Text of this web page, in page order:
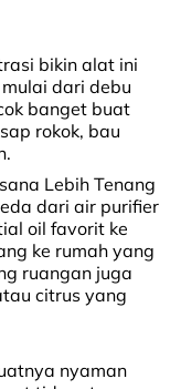
bikin alat ini
dari debu
banget buat
rokok, bau
Lebih Tenang
dari air purifier
oil favorit ke
ke rumah yang
ruangan juga
citrus yang
nyaman